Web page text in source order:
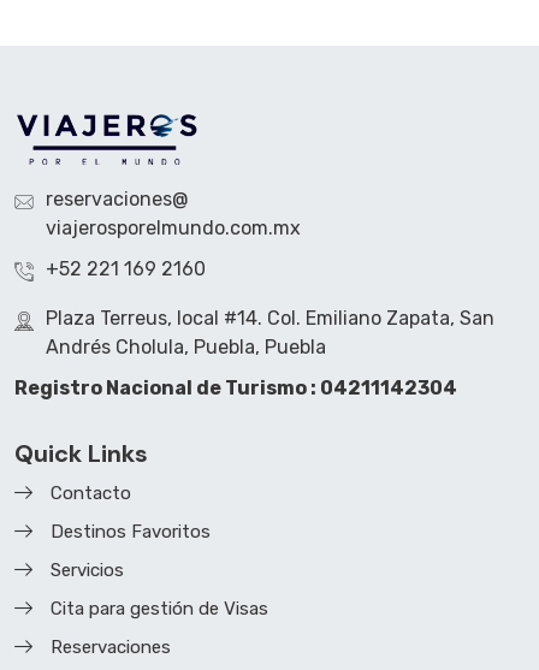
reservaciones@
viajerosporelmundo.com.mx
+52 221 169 2160
Plaza Terreus, local #14. Col. Emiliano Zapata, San
Andrés Cholula, Puebla, Puebla
Registro Nacional de Turismo : 04211142304
Quick Links
Contacto
Destinos Favoritos
Servicios
Cita para gestión de Visas
Reservaciones